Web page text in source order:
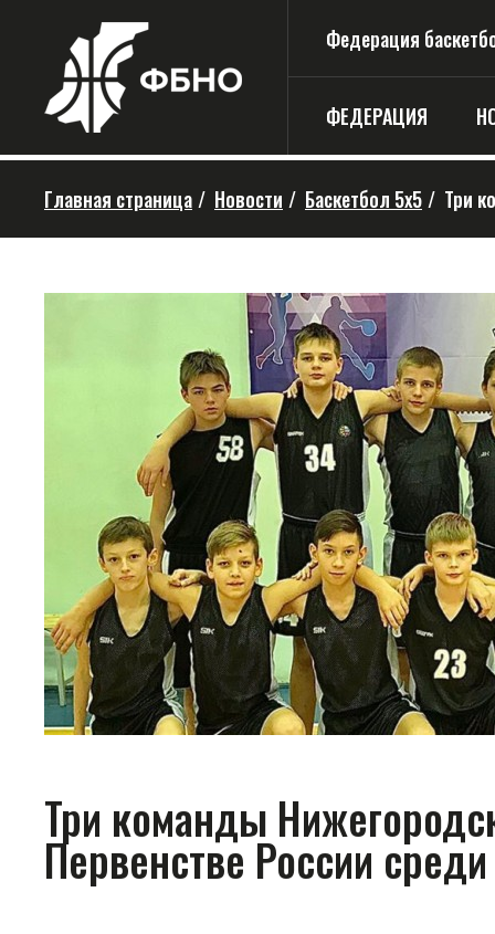
Федерация
ФЕДЕРАЦИЯ
Главная страница / Новости / Баскетбол 5х5 / Три
Три команды
Первенстве России